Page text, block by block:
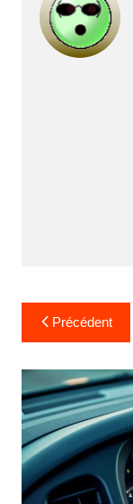
Navigation
de
l’article
Précédent